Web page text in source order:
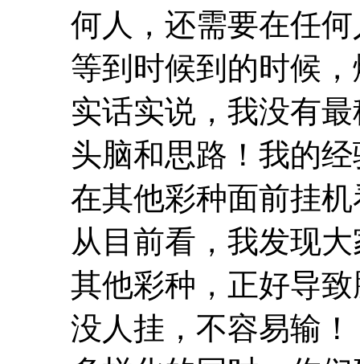
何人，还需要在任
等到时候到的时候
实话实说，我没有
头脑和思路！我的
在其他彩种面前挂
从目前看，我发现
其他彩种，正好导
没人挂，不容易输